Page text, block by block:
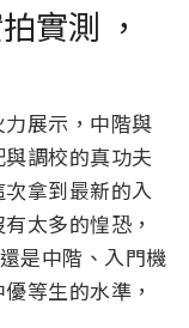
實測 ，
展示，中階與
調校的真功夫
拿到最新的入
太多的惶恐，
是中階、入門機
等生的水準，